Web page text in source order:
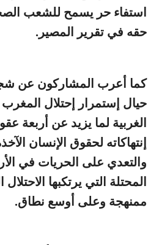
استفاء حر يسمح للشعب
حقه في تقرير المصير.
كما أعرب المشاركون عن
حيال إستمرار إحتلال
الغربية لما يزيد عن أربعة
إنتهاكاته لحقوق الإنسان
والتعدي على الحريات في
المحتلة التي يرتكبها
ممنهجة وعلى أوسع نطاق.